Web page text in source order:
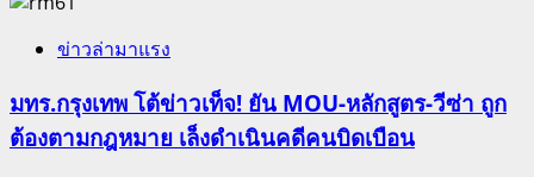
ข่าวล่ามาแรง
มทร.กรุงเทพ โต้ข่าวเท็จ! ยัน MOU-หลักสูตร-วีซ่า ถูก
ต้องตามกฎหมาย เล็งดำเนินคดีคนบิดเบือน